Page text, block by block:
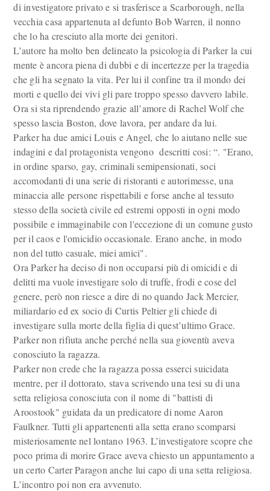
di investigatore privato e si trasferisce a Scarborough, nella
vecchia casa appartenuta al defunto Bob Warren, il nonno
che lo ha cresciuto alla morte dei genitori.
L’autore ha molto ben delineato la psicologia di Parker la cui
mente è ancora piena di dubbi e di incertezze per la tragedia
che gli ha segnato la vita. Per lui il confine tra il mondo dei
morti e quello dei vivi gli pare troppo spesso davvero labile.
Ora si sta riprendendo grazie all’amore di Rachel Wolf che
spesso lascia Boston, dove lavora, per andare da lui.
Parker ha due amici Louis e Angel, che lo aiutano nelle sue
indagini e dal protagonista vengono descritti cosi: “. "Erano,
in ordine sparso, gay, criminali semipensionati, soci
accomodanti di una serie di ristoranti e autorimesse, una
minaccia alle persone rispettabili e forse anche al tessuto
stesso della società civile ed estremi opposti in ogni modo
possibile e immaginabile con l'eccezione di un comune gusto
per il caos e l'omicidio occasionale. Erano anche, in modo
non del tutto casuale, miei amici".
Ora Parker ha deciso di non occuparsi più di omicidi e di
delitti ma vuole investigare solo di truffe, frodi e cose del
genere, però non riesce a dire di no quando Jack Mercier,
miliardario ed ex socio di Curtis Peltier gli chiede di
investigare sulla morte della figlia di quest’ultimo Grace.
Parker non rifiuta anche perché nella sua gioventù aveva
conosciuto la ragazza.
Parker non crede che la ragazza possa esserci suicidata
mentre, per il dottorato, stava scrivendo una tesi su di una
setta religiosa conosciuta con il nome di "battisti di
Aroostook" guidata da un predicatore di nome Aaron
Faulkner. Tutti gli appartenenti alla setta erano scomparsi
misteriosamente nel lontano 1963. L’investigatore scopre che
poco prima di morire Grace aveva chiesto un appuntamento a
un certo Carter Paragon anche lui capo di una setta religiosa.
L’incontro poi non era avvenuto.